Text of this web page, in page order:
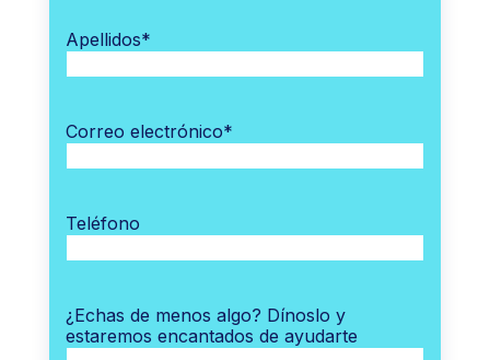
Apellidos*
Correo electrónico*
Teléfono
¿Echas de menos algo? Dínoslo y
estaremos encantados de ayudarte